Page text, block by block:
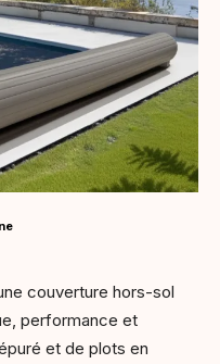
couverture hors-sol
performance et
et de plots en